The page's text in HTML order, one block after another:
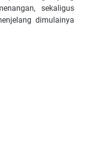
sekaligus
dimulainya